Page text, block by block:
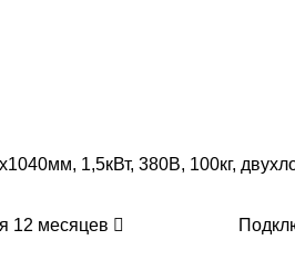
1,5кВт, 380В, 100кг,
12 месяцев